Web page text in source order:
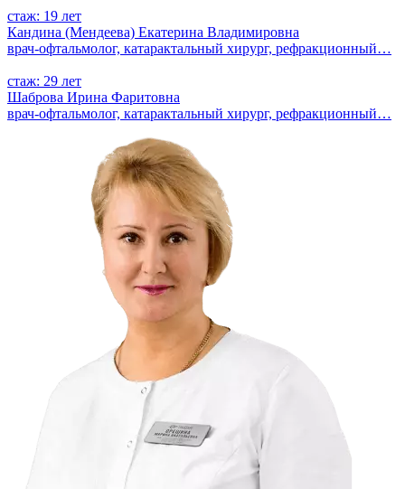
стаж: 19 лет
Кандина (Мендеева) Екатерина Владимировна
врач-офтальмолог, катарактальный хирург, рефракционный…
стаж: 29 лет
Шаброва Ирина Фаритовна
врач-офтальмолог, катарактальный хирург, рефракционный…